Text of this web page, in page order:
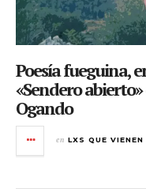
Poesía fueguina,
«Sendero
Ogando
en LXS QUE VIENEN